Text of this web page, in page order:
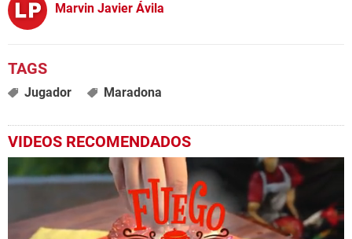
Marvin Javier Ávila
Jugador Maradona
VIDEOS RECOMENDADOS